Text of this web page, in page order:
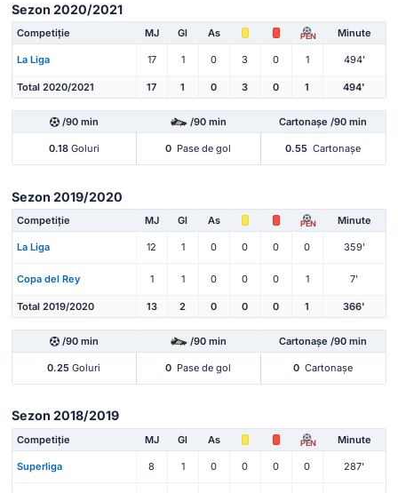
Sezon 2020/2021
Competiție MJ Gl As PEN Minute
La Liga 17 1 0 3 0 1 494'
Total 2020/2021 17 1 0 3 0 1 494'
/90 min /90 min Cartonașe /90 min
0.18Goluri 0 Pase de gol 0.55 Cartonașe
Sezon 2019/2020
Competiție MJ Gl As PEN Minute
La Liga 12 1 0 0 0 0 359'
Copa del Rey 1 1 0 0 0 1 7'
Total 2019/2020 13 2 0 0 0 1 366'
/90 min /90 min Cartonașe /90 min
0.25 Goluri 0 Pase de gol 0 Cartonașe
Sezon 2018/2019
Competiție MJ Gl As PEN Minute
Superliga 8 1 0 0 0 0 287'